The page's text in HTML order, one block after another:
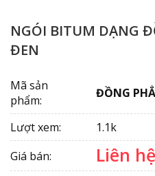
NGÓI BITUM DẠNG
ĐEN
Mã sản
phẩm:
ĐỒNG
Lượt xem:
1.1k
Giá bán:
Liên hệ